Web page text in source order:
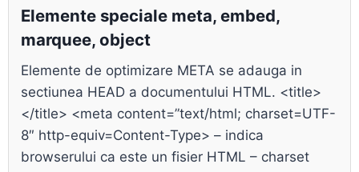
Elemente speciale meta, embed,
marquee, object
Elemente de optimizare META se adauga in
sectiunea HEAD a documentului HTML. <title>
</title> <meta content=”text/html; charset=UTF-
8″ http-equiv=Content-Type> – indica
browserului ca este un fisier HTML – charset